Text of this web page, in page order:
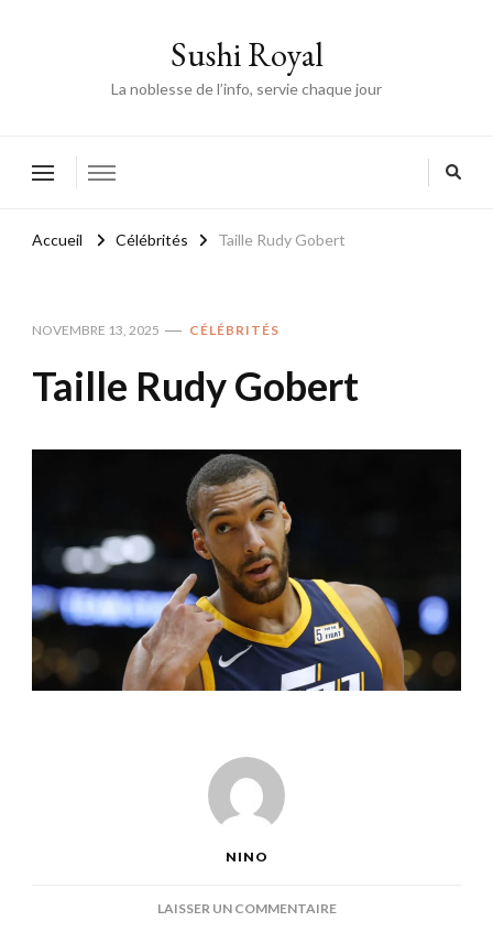
Sushi Royal
La noblesse de l’info, servie chaque jour
Accueil Célébrités Taille Rudy Gobert
NOVEMBRE 13, 2025 CÉLÉBRITÉS
Taille Rudy Gobert
NINO
LAISSER UN COMMENTAIRESUR